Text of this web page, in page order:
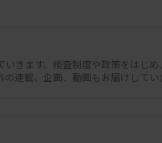
確認した。地方では
きます。検査制度や政策をはじ
連載、企画、動画もお届けしてい